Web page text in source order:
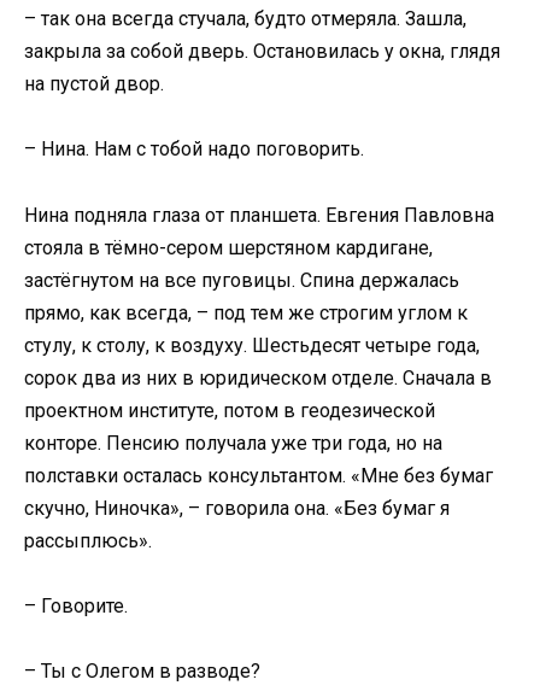
– так она всегда стучала, будто отмеряла. Зашла,
закрыла за собой дверь. Остановилась у окна, глядя
на пустой двор.
– Нина. Нам с тобой надо поговорить.
Нина подняла глаза от планшета. Евгения Павловна
стояла в тёмно-сером шерстяном кардигане,
застёгнутом на все пуговицы. Спина держалась
прямо, как всегда, – под тем же строгим углом к
стулу, к столу, к воздуху. Шестьдесят четыре года,
сорок два из них в юридическом отделе. Сначала в
проектном институте, потом в геодезической
конторе. Пенсию получала уже три года, но на
полставки осталась консультантом. «Мне без бумаг
скучно, Ниночка», – говорила она. «Без бумаг я
рассыплюсь».
– Говорите.
– Ты с Олегом в разводе?